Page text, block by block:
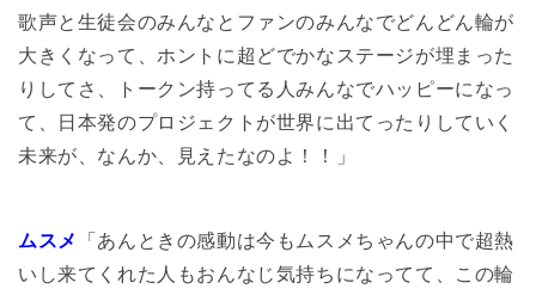
歌声と生徒会のみんなとファンのみんなでどんどん輪が
大きくなって、ホントに超どでかなステージが埋まった
りしてさ、トークン持ってる人みんなでハッピーになっ
て、日本発のプロジェクトが世界に出てったりしていく
未来が、なんか、見えたなのよ！！」
ムスメ
「あんときの感動は今もムスメちゃんの中で超熱
いし来てくれた人もおんなじ気持ちになってて、この輪